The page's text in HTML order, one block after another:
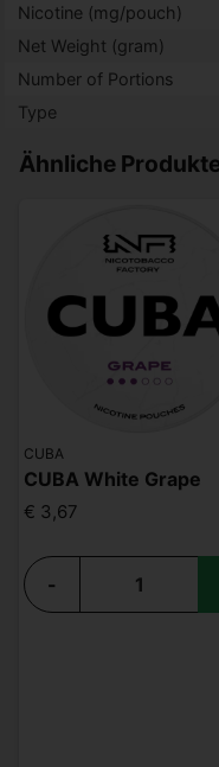
Ähnliche
CUBA
CUBA White Grape
€ 3,67
-
Nicotine (mg/pouch)
Net Weight (gram)
Number of Portions
Type